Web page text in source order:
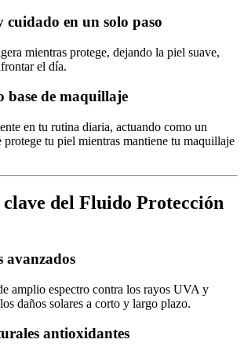
en un solo paso
mientras protege, dejando la piel suave,
el día.
base de maquillaje
en tu rutina diaria, actuando como un
protege tu piel mientras mantiene tu maquillaje
del Fluido Protección
avanzados
amplio espectro contra los rayos UVA y
daños solares a corto y largo plazo.
antioxidantes